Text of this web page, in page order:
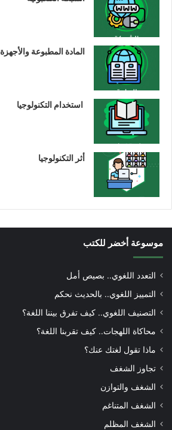
المادة المطبوعة والأجهزة
استخدام التكنولوجيا
أثر التكنولوجيا
موسوعة أخضر للكتب
التعدد اللغوي.. بصيص أمل
التمييز اللغوي.. بالحديث نحكم
التصنيف اللغوي.. كيف تفرق بيننا اللغة؟
محاكاة اللهجات.. كيف تقربنا اللغة؟
ماذا تقول لغتك عنك؟
تجاوز الشغف
الشغف والتوازن
الشغف المتناغم
الشغف المظلم